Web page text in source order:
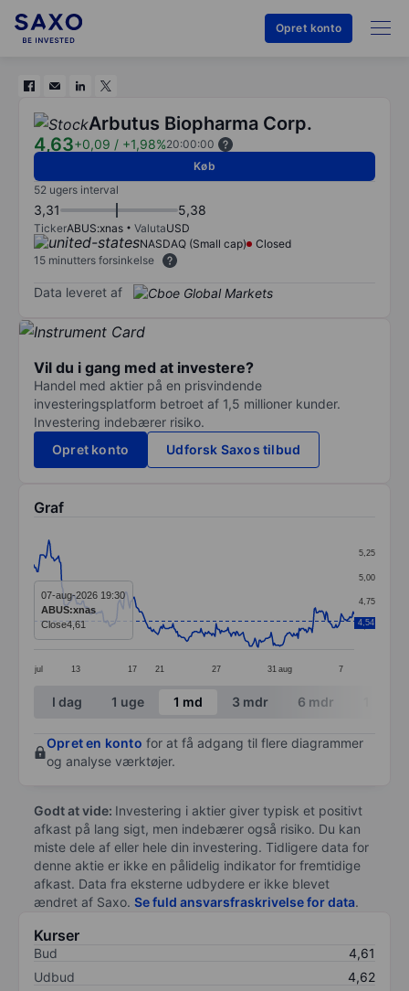
Opret konto
Arbutus Biopharma Corp.
4,63+0,09 / +1,98%20:00:00
Køb
52 ugers interval
3,31 5,38
TickerABUS:xnas ValutaUSD
NASDAQ (Small cap)
Closed
15 minutters forsinkelse
Data leveret af
Vil du i gang med at investere?
Handel med aktier på en prisvindende
investeringsplatform betroet af 1,5 millioner kunder.
Investering indebærer risiko.
Opret konto
Udforsk Saxos tilbud
Graf
Line chart with 298 data points.
The chart has 1 X axis displaying categories.
The chart has 1 Y axis displaying values. Data
jul 13 17 21 27 31 aug 7
4,50
4,75
5,00
5,25
4,54
07-aug-2026 19:30
ABUS:xnas
Close4,61
End of interactive chart.
I dag 1 uge 1 md 3 mdr 6 mdr
Opret en konto for at få adgang til flere diagrammer
og analyse værktøjer.
Godt at vide: Investering i aktier giver typisk et positivt
afkast på lang sigt, men indebærer også risiko. Du kan
miste dele af eller hele din investering. Tidligere data for
denne aktie er ikke en pålidelig indikator for fremtidige
afkast. Data fra eksterne udbydere er ikke blevet
ændret af Saxo. Se fuld ansvarsfraskrivelse for data.
Kurser
Bud
4,61
Udbud
4,62